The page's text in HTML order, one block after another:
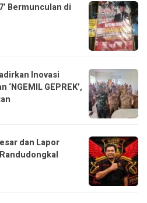
Bermunculan di
Inovasi
‘NGEMIL GEPREK’,
dan Lapor